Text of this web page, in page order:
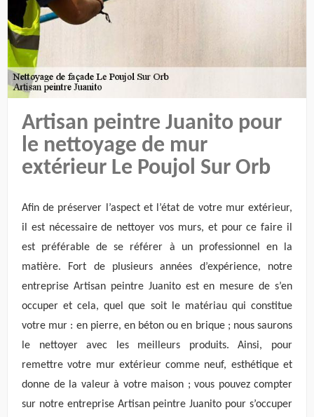
Artisan peintre Juanito pour
le nettoyage de mur
extérieur Le Poujol Sur Orb
Afin de préserver l’aspect et l’état de votre mur extérieur,
il est nécessaire de nettoyer vos murs, et pour ce faire il
est préférable de se référer à un professionnel en la
matière. Fort de plusieurs années d’expérience, notre
entreprise Artisan peintre Juanito est en mesure de s’en
occuper et cela, quel que soit le matériau qui constitue
votre mur : en pierre, en béton ou en brique ; nous saurons
le nettoyer avec les meilleurs produits. Ainsi, pour
remettre votre mur extérieur comme neuf, esthétique et
donne de la valeur à votre maison ; vous pouvez compter
sur notre entreprise Artisan peintre Juanito pour s’occuper